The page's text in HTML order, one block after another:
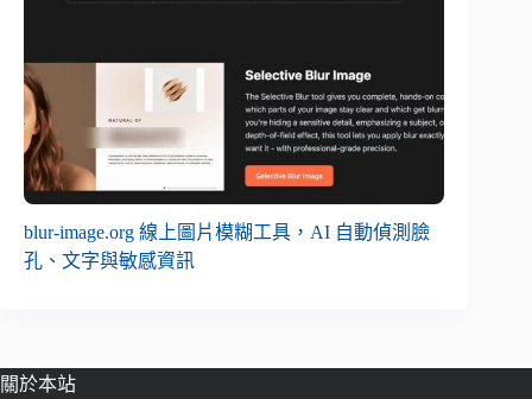
blur-image.org 線上圖片模糊工具，AI 自動偵測臉
孔、文字與敏感資訊
關於本站